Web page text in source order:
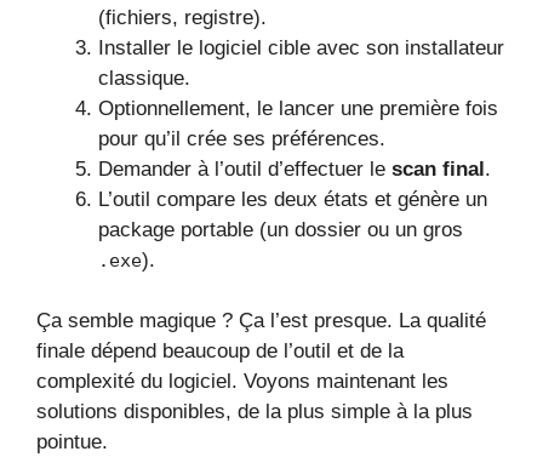
(fichiers, registre).
Installer le logiciel cible avec son installateur
classique.
Optionnellement, le lancer une première fois
pour qu’il crée ses préférences.
Demander à l’outil d’effectuer le scan final.
L’outil compare les deux états et génère un
package portable (un dossier ou un gros
.exe).
Ça semble magique ? Ça l’est presque. La qualité
finale dépend beaucoup de l’outil et de la
complexité du logiciel. Voyons maintenant les
solutions disponibles, de la plus simple à la plus
pointue.